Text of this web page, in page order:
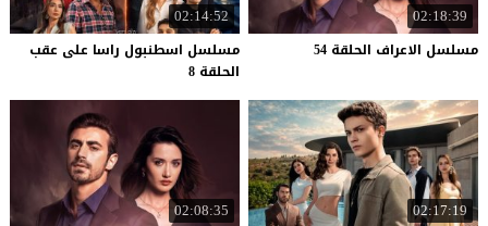
02:18:39
مسلسل الاعراف الحلقة 54
02:14:52
مسلسل اسطنبول راسا على عقب
الحلقة 8
02:17:19
02:08:35